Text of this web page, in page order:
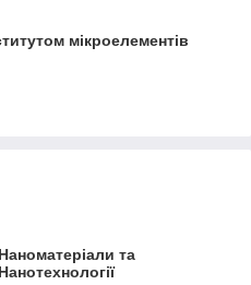
мікроелементів
Наноматеріали та
Нанотехнології